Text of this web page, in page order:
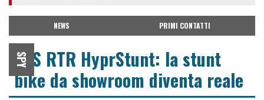
NEWS PRIMI CONTATTI
SPY
TVS RTR HyprStunt: la stunt
bike da showroom diventa reale